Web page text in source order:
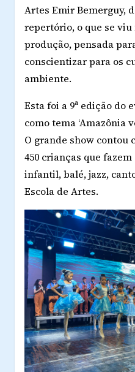
Artes Emir Bemerguy,
repertório, o que se
produção, pensada
conscientizar para os
ambiente.
Esta foi a 9ª edição do
como tema ‘Amazônia
O grande show contou
450 crianças que
infantil, balé, jazz,
Escola de Artes.